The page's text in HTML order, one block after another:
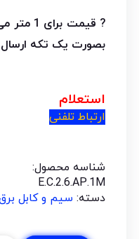
? قیمت
بصورت یک تکه
استعلام
ارتباط تلفنی
شناسه محصول:
E.C.2.6.AP.1M
دسته: سیم و کابل